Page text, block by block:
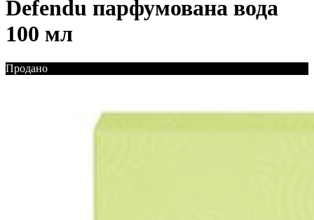
Defendu парфумована вода
100 мл
Продано